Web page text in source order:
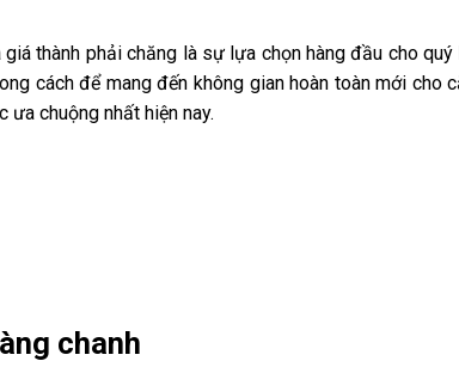
thành phải chăng là sự lựa chọn hàng đầu cho
cách để mang đến không gian hoàn toàn mới cho
chuộng nhất hiện nay.
chanh